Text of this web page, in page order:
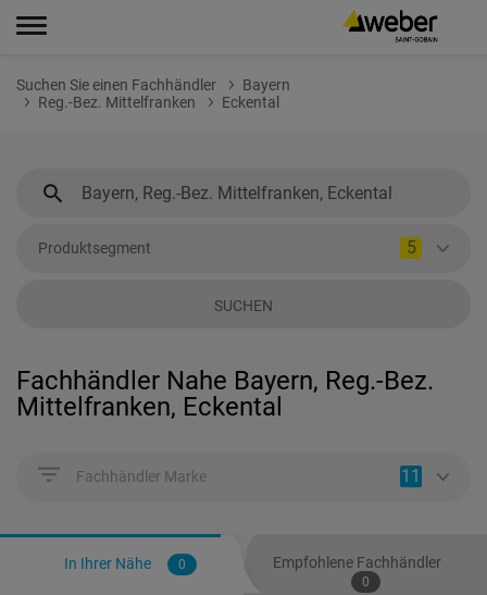
Suchen Sie einen Fachhändler
Bayern
Reg.-Bez. Mittelfranken
Eckental
Produktsegment 5
SUCHEN
Fachhändler Nahe Bayern, Reg.-Bez.
Mittelfranken, Eckental
Fachhändler Marke 11
In Ihrer Nähe 0 Empfohlene Fachhändler
0